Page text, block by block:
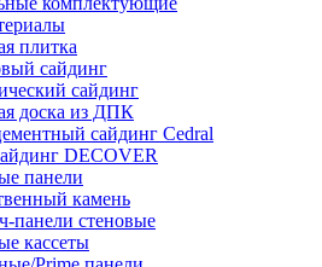
плитка
сайдинг
сайдинг
доска из ДПК
сайдинг Cedral
DECOVER
панели
камень
панели стеновые
кассеты